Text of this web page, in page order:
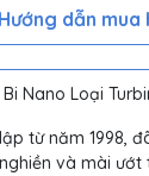
Hướng dẫn mua
Nano Loại
từ năm 1998,
và mài ướt